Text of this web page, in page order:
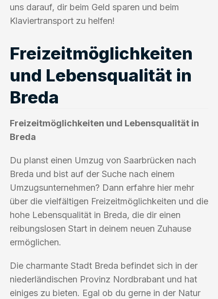
uns darauf, dir beim Geld sparen und beim
Klaviertransport zu helfen!
Freizeitmöglichkeiten
und Lebensqualität in
Breda
Freizeitmöglichkeiten und Lebensqualität in
Breda
Du planst einen Umzug von Saarbrücken nach
Breda und bist auf der Suche nach einem
Umzugsunternehmen? Dann erfahre hier mehr
über die vielfältigen Freizeitmöglichkeiten und die
hohe Lebensqualität in Breda, die dir einen
reibungslosen Start in deinem neuen Zuhause
ermöglichen.
Die charmante Stadt Breda befindet sich in der
niederländischen Provinz Nordbrabant und hat
einiges zu bieten. Egal ob du gerne in der Natur